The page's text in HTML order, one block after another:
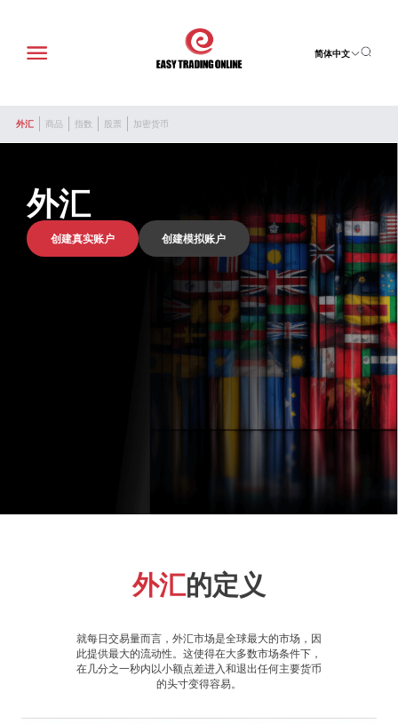
简体中文
外汇 商品 指数 股票 加密货币
外汇
创建真实账户 创建模拟账户
外汇的定义
就每日交易量而言，外汇市场是全球最大的市场，因
此提供最大的流动性。这使得在大多数市场条件下，
在几分之一秒内以小额点差进入和退出任何主要货币
的头寸变得容易。